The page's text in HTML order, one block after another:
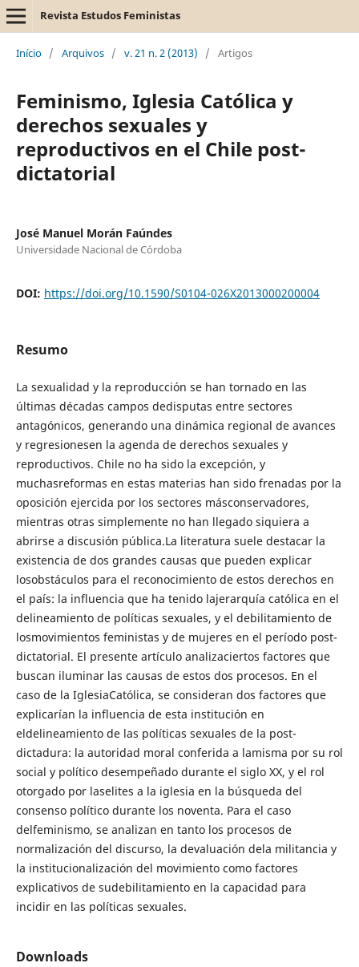
Revista Estudos Feministas
Início / Arquivos / v. 21 n. 2 (2013) / Artigos
Feminismo, Iglesia Católica y
derechos sexuales y
reproductivos en el Chile post-
dictatorial
José Manuel Morán Faúndes
Universidade Nacional de Córdoba
DOI: https://doi.org/10.1590/S0104-026X2013000200004
Resumo
La sexualidad y la reproducción se han tornado en las
últimas décadas campos dedisputas entre sectores
antagónicos, generando una dinámica regional de avances
y regresionesen la agenda de derechos sexuales y
reproductivos. Chile no ha sido la excepción, y
muchasreformas en estas materias han sido frenadas por la
oposición ejercida por los sectores másconservadores,
mientras otras simplemente no han llegado siquiera a
abrirse a discusión pública.La literatura suele destacar la
existencia de dos grandes causas que pueden explicar
losobstáculos para el reconocimiento de estos derechos en
el país: la influencia que ha tenido lajerarquía católica en el
delineamiento de políticas sexuales, y el debilitamiento de
losmovimientos feministas y de mujeres en el período post-
dictatorial. El presente artículo analizaciertos factores que
buscan iluminar las causas de estos dos procesos. En el
caso de la IglesiaCatólica, se consideran dos factores que
explicarían la influencia de esta institución en
eldelineamiento de las políticas sexuales de la post-
dictadura: la autoridad moral conferida a lamisma por su rol
social y político desempeñado durante el siglo XX, y el rol
otorgado por laselites a la iglesia en la búsqueda del
consenso político durante los noventa. Para el caso
delfeminismo, se analizan en tanto los procesos de
normalización del discurso, la devaluación dela militancia y
la institucionalización del movimiento como factores
explicativos de sudebilitamiento en la capacidad para
incidir en las políticas sexuales.
Downloads